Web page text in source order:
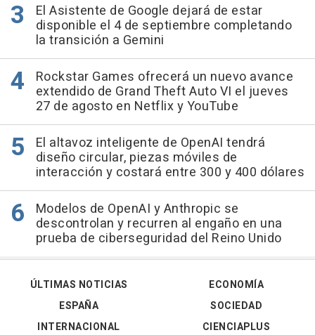
El Asistente de Google dejará de estar
disponible el 4 de septiembre completando
la transición a Gemini
Rockstar Games ofrecerá un nuevo avance
extendido de Grand Theft Auto VI el jueves
27 de agosto en Netflix y YouTube
El altavoz inteligente de OpenAI tendrá
diseño circular, piezas móviles de
interacción y costará entre 300 y 400 dólares
Modelos de OpenAI y Anthropic se
descontrolan y recurren al engaño en una
prueba de ciberseguridad del Reino Unido
ÚLTIMAS NOTICIAS
ESPAÑA
INTERNACIONAL
ECONOMÍA
SOCIEDAD
CIENCIAPLUS